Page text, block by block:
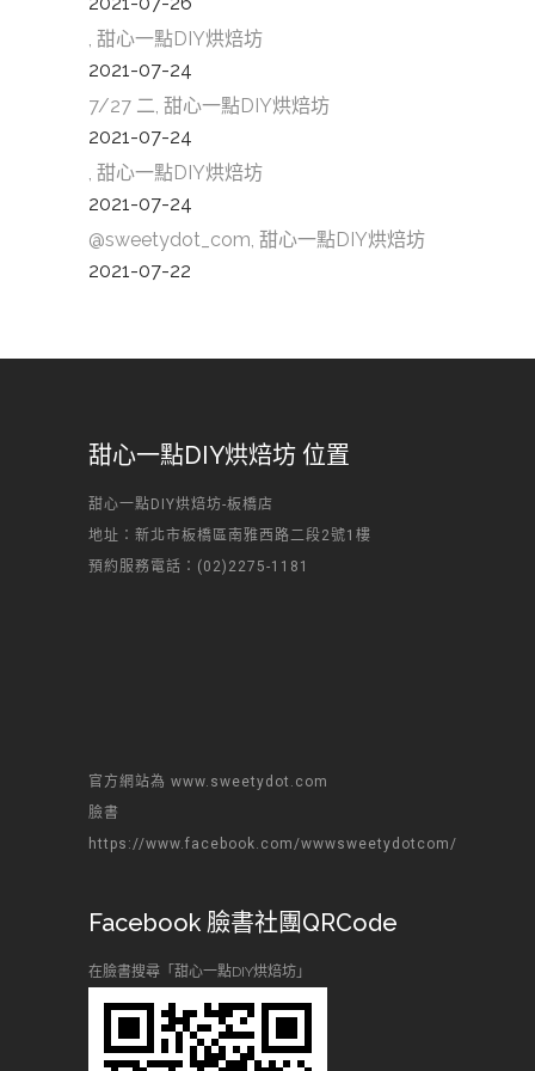
, 甜心一點DIY烘焙坊
2021-07-24
7/27 二, 甜心一點DIY烘焙坊
2021-07-24
, 甜心一點DIY烘焙坊
2021-07-24
@sweetydot_com, 甜心一點DIY烘焙坊
2021-07-22
甜心一點DIY烘焙坊 位置
甜心一點DIY烘焙坊-板橋店
地址：新北市板橋區南雅西路二段2號1樓
預約服務電話：(02)2275-1181
官方網站為 www.sweetydot.com
臉書
https://www.facebook.com/wwwsweetydotcom/
Facebook 臉書社團QRCode
在臉書搜尋「甜心一點DIY烘焙坊」